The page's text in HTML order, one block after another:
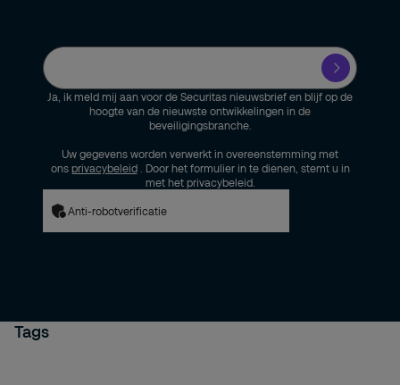
Ja, ik meld mij aan voor de Securitas nieuwsbrief en blijf op de
hoogte van de nieuwste ontwikkelingen in de
beveiligingsbranche.
Uw gegevens worden verwerkt in overeenstemming met
ons privacybeleid
. Door het formulier in te dienen, stemt u in
met het privacybeleid.
Anti-robotverificatie
Tags